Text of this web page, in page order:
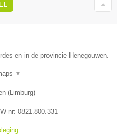
en in de provincie Henegouwen.
▼
(Limburg)
nr: 0821.800.331